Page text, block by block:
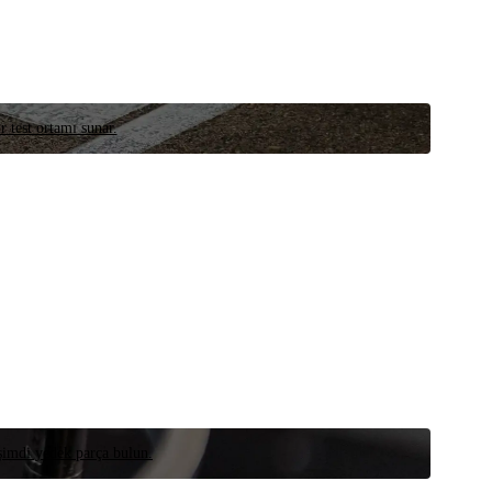
test ortamı sunar.
yedek parça bulun.